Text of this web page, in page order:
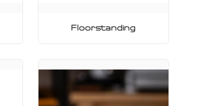
Floorstanding